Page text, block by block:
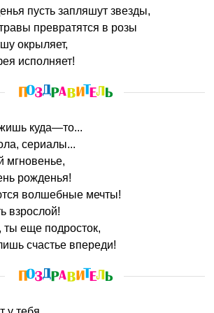
пусть запляшут звезды,
превратятся в розы
окрыляет,
исполняет!
куда—то...
сериалы...
мгновенье,
рожденья!
волшебные мечты!
взрослой!
ты еще подросток,
счастье впереди!